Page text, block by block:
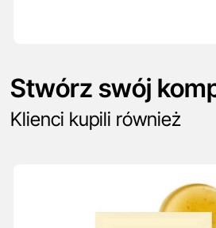
Stwórz swój
Klienci kupili również